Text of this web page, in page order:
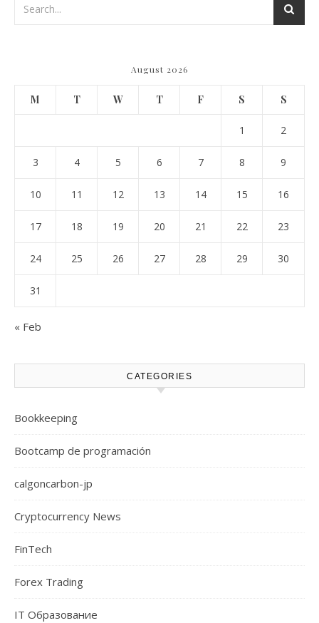
August 2026
M T W T F S S
1 2
3 4 5 6 7 8 9
10 11 12 13 14 15 16
17 18 19 20 21 22 23
24 25 26 27 28 29 30
31
« Feb
CATEGORIES
Bookkeeping
Bootcamp de programación
calgoncarbon-jp
Cryptocurrency News
FinTech
Forex Trading
IT Образование